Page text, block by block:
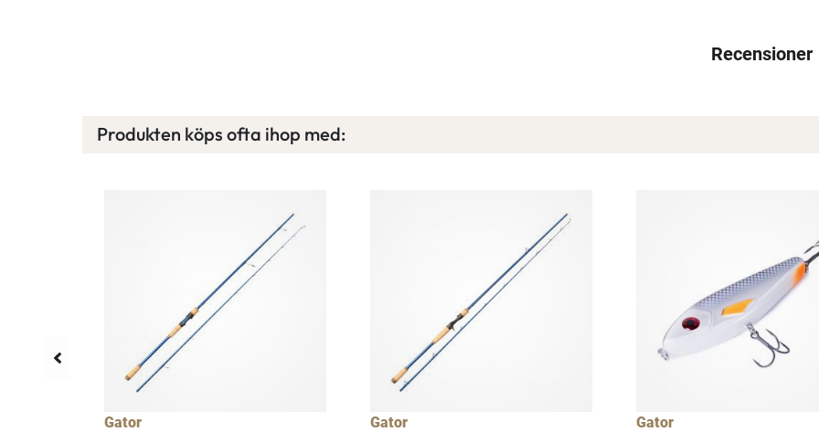
Recensioner
Produkten köps ofta ihop med:
Gator
Gator
Gator